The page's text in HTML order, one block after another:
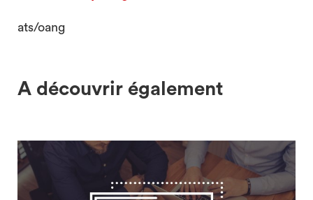
ats/oang
A découvrir également